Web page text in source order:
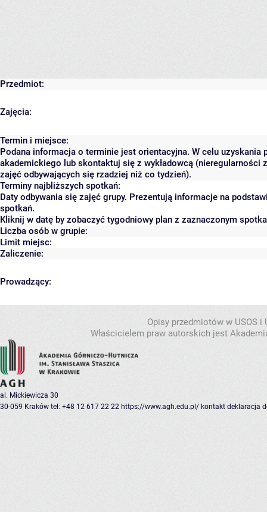
Przedmiot:
Zajęcia:
Termin i miejsce:
Podana informacja o terminie jest orientacyjna. W celu
akademickiego lub skontaktuj się z wykładowcą (nieregularności
zajęć odbywających się rzadziej niż co tydzień).
Terminy najbliższych spotkań:
Daty odbywania się zajęć grupy. Prezentują informacje na
spotkań.
Kliknij w datę by zobaczyć tygodniowy plan z zaznaczonym
Liczba osób w grupie:
Limit miejsc:
Zaliczenie:
Prowadzący:
Opisy przedmiotów w USOS
Właścicielem praw autorskich jest
al. Mickiewicza 30
30-059 Kraków tel: +48 12 617 22 22 https://www.agh.edu.pl/ kontakt deklaracja